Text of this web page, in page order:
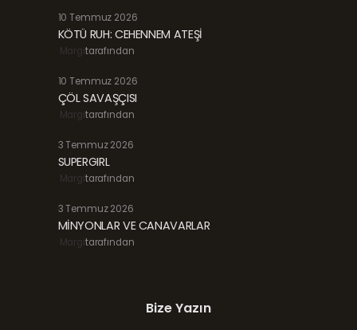
10 Temmuz 2026
KÖTÜ RUH: CEHENNEM ATEŞİ
Margitarafından
10 Temmuz 2026
ÇÖL SAVAŞÇISI
Margitarafından
3 Temmuz 2026
SUPERGIRL
Margitarafından
3 Temmuz 2026
MİNYONLAR VE CANAVARLAR
Margitarafından
Bize Yazın